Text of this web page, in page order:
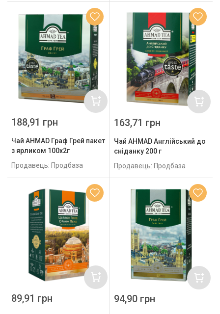
Чай AHMAD Граф Грей пакет
з ярликом 100х2г
Продавець: Продбаза
188,91 грн
Чай AHMAD Англійський до
сніданку 200 г
Продавець: Продбаза
163,71 грн
89,91 грн 94,90 грн